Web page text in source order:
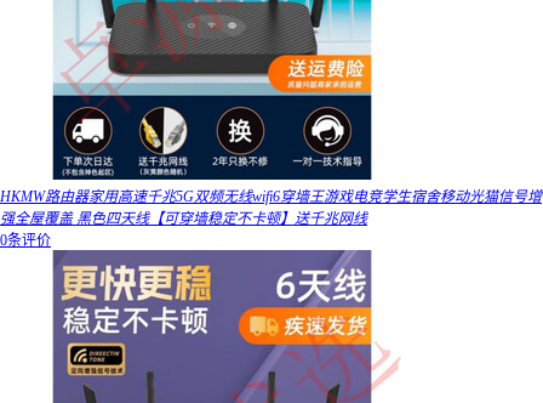
HKMW路由器家用高速千兆5G双频无线wifi6穿墙王游戏电竞学生宿舍移动光猫信号增
强全屋覆盖 黑色四天线【可穿墙稳定不卡顿】送千兆网线
0条评价